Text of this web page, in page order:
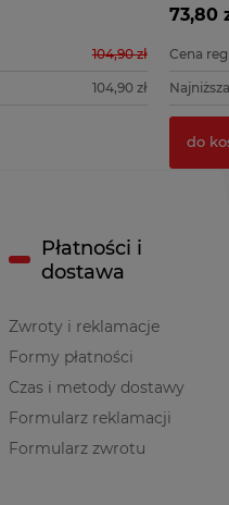
104,90 zł
104,90 zł
73,80
Cena
do
Płatności i
dostawa
Zwroty i reklamacje
Formy płatności
Czas i metody dostawy
Formularz reklamacji
Formularz zwrotu